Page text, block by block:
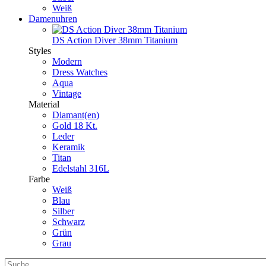
Weiß
Damenuhren
DS Action Diver 38mm Titanium
Styles
Modern
Dress Watches
Aqua
Vintage
Material
Diamant(en)
Gold 18 Kt.
Leder
Keramik
Titan
Edelstahl 316L
Farbe
Weiß
Blau
Silber
Schwarz
Grün
Grau